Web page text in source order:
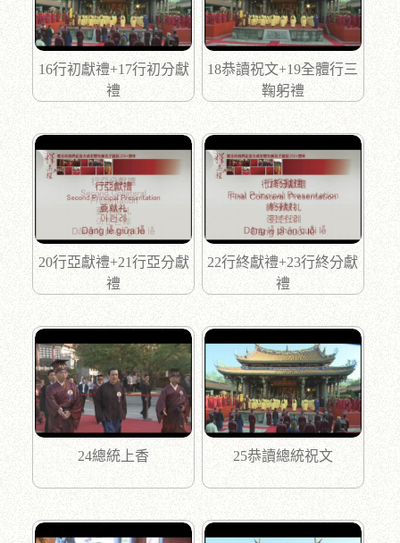
16行初獻禮+17行初分獻
禮
18恭讀祝文+19全體行三
鞠躬禮
20行亞獻禮+21行亞分獻
禮
22行終獻禮+23行終分獻
禮
24總統上香 25恭讀總統祝文